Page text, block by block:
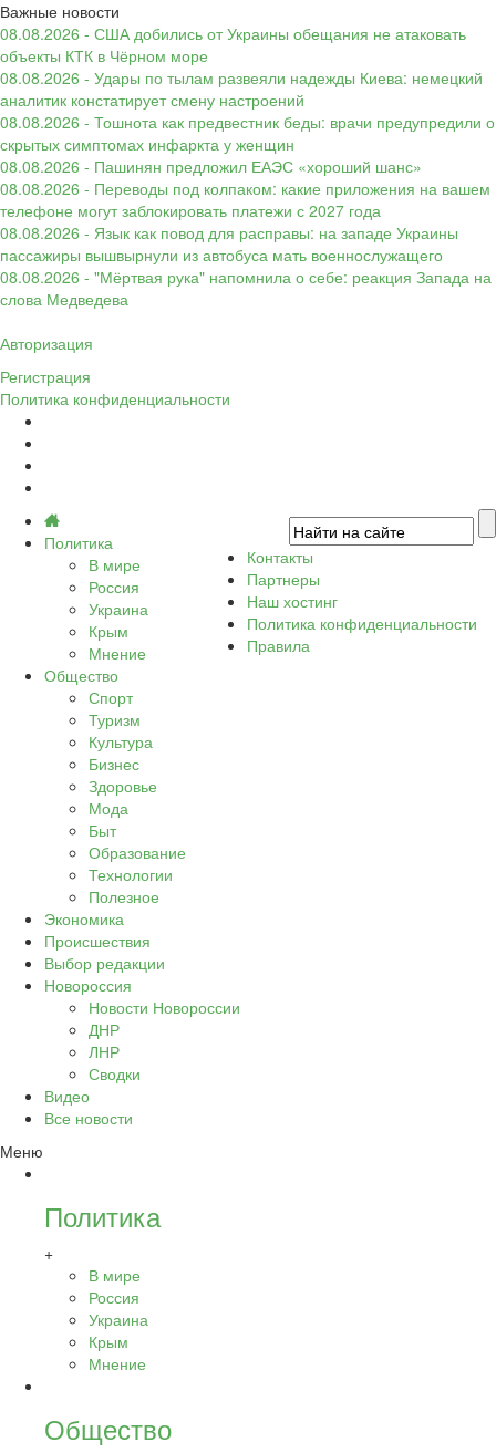
Важные новости
08.08.2026 - США добились от Украины обещания не атаковать
объекты КТК в Чёрном море
08.08.2026 - Удары по тылам развеяли надежды Киева: немецкий
аналитик констатирует смену настроений
08.08.2026 - Тошнота как предвестник беды: врачи предупредили о
скрытых симптомах инфаркта у женщин
08.08.2026 - Пашинян предложил ЕАЭС «хороший шанс»
08.08.2026 - Переводы под колпаком: какие приложения на вашем
телефоне могут заблокировать платежи с 2027 года
08.08.2026 - Язык как повод для расправы: на западе Украины
пассажиры вышвырнули из автобуса мать военнослужащего
08.08.2026 - "Мёртвая рука" напомнила о себе: реакция Запада на
слова Медведева
Авторизация
Регистрация
Политика конфиденциальности
Политика
В мире
Россия
Украина
Крым
Мнение
Общество
Спорт
Туризм
Культура
Бизнес
Здоровье
Мода
Быт
Образование
Технологии
Полезное
Экономика
Происшествия
Выбор редакции
Новороссия
Новости Новороссии
ДНР
ЛНР
Сводки
Видео
Все новости
Меню
Политика
+
В мире
Россия
Украина
Крым
Мнение
Общество
Контакты
Партнеры
Наш хостинг
Политика конфиденциальности
Правила